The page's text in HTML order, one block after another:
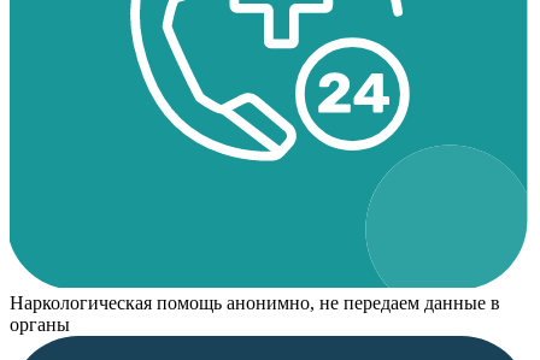
Наркологическая помощь анонимно, не передаем данные в
органы